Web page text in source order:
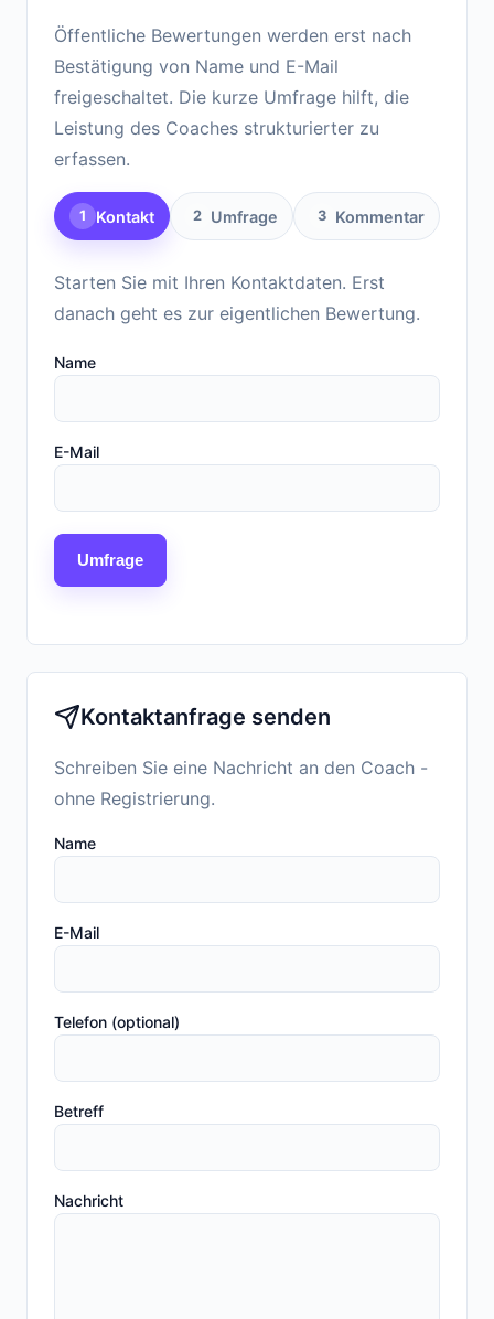
Öffentliche Bewertungen werden erst nach
Bestätigung von Name und E-Mail
freigeschaltet. Die kurze Umfrage hilft, die
Leistung des Coaches strukturierter zu
erfassen.
1 Kontakt 2 Umfrage 3 Kommentar
Starten Sie mit Ihren Kontaktdaten. Erst
danach geht es zur eigentlichen Bewertung.
Name
E-Mail
Umfrage
Kontaktanfrage senden
Schreiben Sie eine Nachricht an den Coach -
ohne Registrierung.
Name
E-Mail
Telefon (optional)
Betreff
Nachricht